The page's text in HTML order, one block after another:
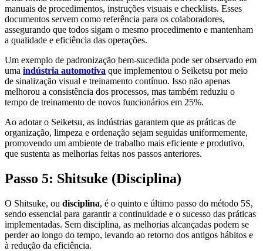
manuais de procedimentos, instruções visuais e checklists. Esses
documentos servem como referência para os colaboradores,
assegurando que todos sigam o mesmo procedimento e mantenham
a qualidade e eficiência das operações.
Um exemplo de padronização bem-sucedida pode ser observado em
uma indústria automotiva que implementou o Seiketsu por meio
de sinalização visual e treinamento contínuo. Isso não apenas
melhorou a consistência dos processos, mas também reduziu o
tempo de treinamento de novos funcionários em 25%.
Ao adotar o Seiketsu, as indústrias garantem que as práticas de
organização, limpeza e ordenação sejam seguidas uniformemente,
promovendo um ambiente de trabalho mais eficiente e produtivo,
que sustenta as melhorias feitas nos passos anteriores.
Passo 5: Shitsuke (Disciplina)
O Shitsuke, ou disciplina, é o quinto e último passo do método 5S,
sendo essencial para garantir a continuidade e o sucesso das práticas
implementadas. Sem disciplina, as melhorias alcançadas podem se
perder ao longo do tempo, levando ao retorno dos antigos hábitos e
à redução da eficiência.